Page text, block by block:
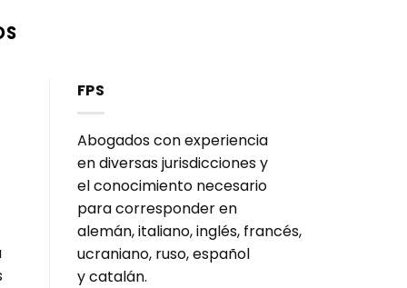
FPS
Abogados con experiencia
en diversas jurisdicciones y
el conocimiento necesario
para corresponder en
alemán, italiano, inglés, francés,
ucraniano, ruso, español
y catalán.